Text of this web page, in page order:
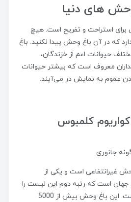
های دنیا
استراحت و تفریح است. هیچ
که در آن باغ وحش پیدا نکنید. باغ
حیوانات اعم از خزندگان،
معروف است که بیشتر حیوانات
عموم به نمایش در می‌آیند.
غیرانتفاعی است و یکی از
است که رتبه دوم این لیست را
به خود اختصاص داده است. این باغ وحش بیش از 5000